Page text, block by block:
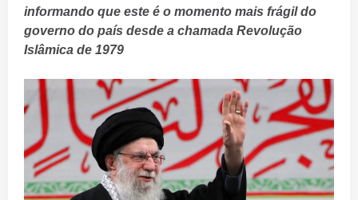
informando que este é o momento mais frágil do
governo do país desde a chamada Revolução
Islâmica de 1979